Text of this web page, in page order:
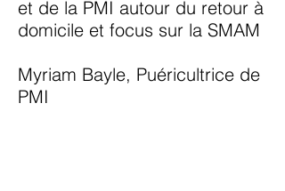
et de la PMI autour du retour à
domicile et focus sur la SMAM
Myriam Bayle, Puéricultrice de
PMI